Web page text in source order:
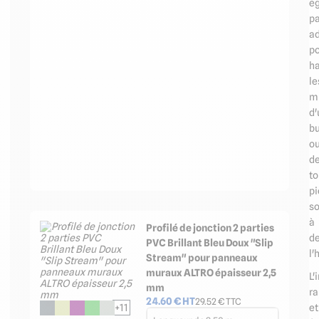
+11
Profilé de jonction 2 parties
PVC Brillant Bleu Doux "Slip
Stream" pour panneaux
muraux ALTRO épaisseur 2,5
mm
24.60€ HT29.52 € TTC
à
et